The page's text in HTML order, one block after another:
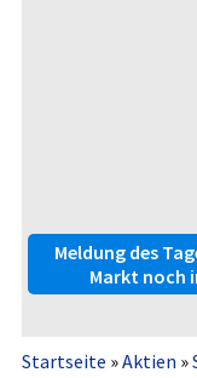
Meldung des
Markt noch
Startseite »Aktien »